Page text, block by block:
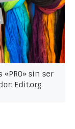
«PRO» sin ser
Edit.org